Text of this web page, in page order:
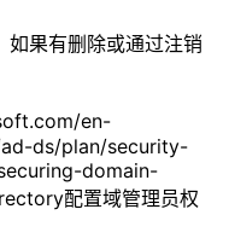
如果有删除或通过注销
en-
ds/plan/security-
domain-
配置域管理员权